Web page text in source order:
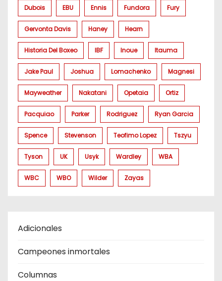
Dubois EBU Ennis Fundora Fury
Gervonta Davis Haney Hearn
Historia Del Boxeo IBF Inoue Itauma
Jake Paul Joshua Lomachenko Magnesi
Mayweather Nakatani Opetaia Ortiz
Pacquiao Parker Rodriguez Ryan Garcia
Spence Stevenson Teofimo Lopez Tszyu
Tyson UK Usyk Wardley WBA
WBC WBO Wilder Zayas
Adicionales
Campeones inmortales
Columnas